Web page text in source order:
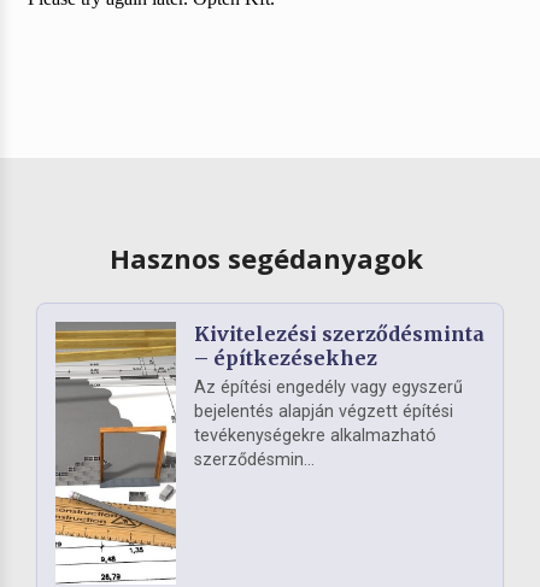
Hasznos segédanyagok
Kivitelezési szerződésminta
– építkezésekhez
Az építési engedély vagy egyszerű
bejelentés alapján végzett építési
tevékenységekre alkalmazható
szerződésmin...